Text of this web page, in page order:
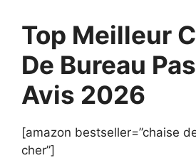
Top Meilleur
De Bureau
Avis 2026
[amazon bestseller=”chaise
cher”]